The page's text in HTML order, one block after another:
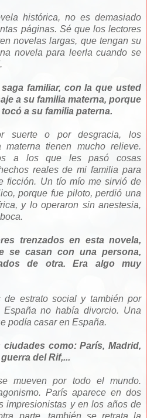
histórica, no es demasiado
páginas. Sé que los lectores
novelas largas, que tengan su
novela para leerla cuando se
familiar, con la que usted
a su familia materna, porque
tocó a su familia paterna.
suerte o por desgracia, los
tienen mucho relieve.
a los que les pasó cosas
reales de mi familia para
ficción. Un tío mío me sirvió de
porque fue piloto, perdió una
y lo operaron sin anestesia,
trenzados en esta novela,
se casan con una persona,
de otra. Era algo muy
de estrato social y también por
no había divorcio. Una
podía casar en España.
ciudades como:París, Madrid,
del Rif,...
mueven por todo el mundo.
París aparece en dos
impresionistas y en los años de